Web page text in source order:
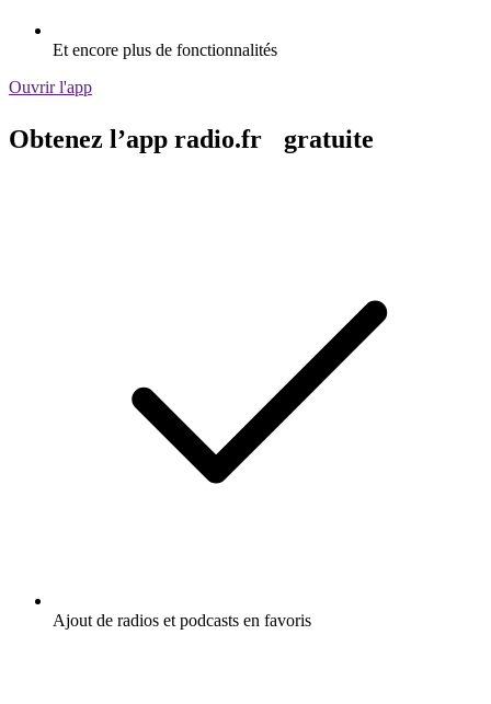
Et encore plus de fonctionnalités
Ouvrir l'app
Obtenez l’app radio.fr gratuite
Ajout de radios et podcasts en favoris